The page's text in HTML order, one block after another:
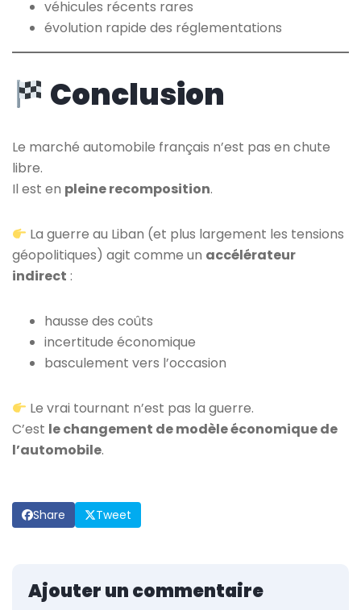
véhicules récents rares
évolution rapide des réglementations
Conclusion
Le marché automobile français n’est pas en chute
libre.
Il est en pleine recomposition.
La guerre au Liban (et plus largement les tensions
géopolitiques) agit comme un accélérateur
indirect :
hausse des coûts
incertitude économique
basculement vers l’occasion
Le vrai tournant n’est pas la guerre.
C’est le changement de modèle économique de
l’automobile.
Share Tweet
Ajouter un commentaire